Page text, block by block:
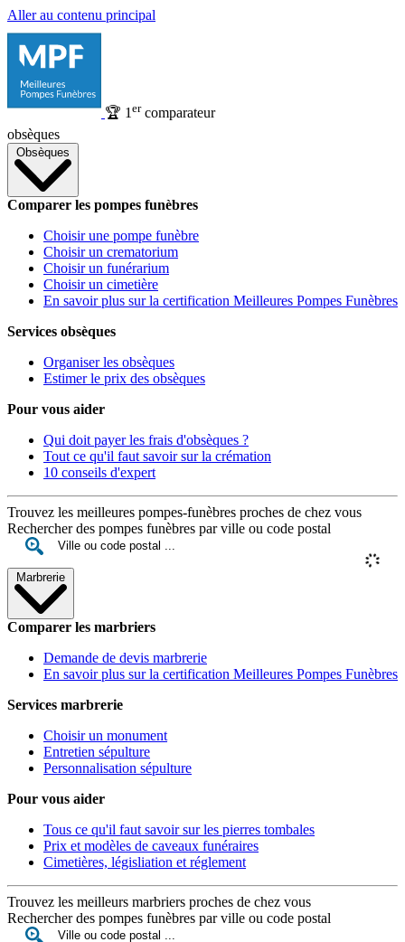
Aller au contenu principal
🏆 1 ercomparateur
obsèques
Obsèques
Comparer les pompes funèbres
Choisir une pompe funèbre
Choisir un crematorium
Choisir un funérarium
Choisir un cimetière
En savoir plus sur la certification Meilleures Pompes Funèbres
Services obsèques
Organiser les obsèques
Estimer le prix des obsèques
Pour vous aider
Qui doit payer les frais d'obsèques ?
Tout ce qu'il faut savoir sur la crémation
10 conseils d'expert
Trouvez les meilleures pompes-funèbres proches de chez vous
Rechercher des pompes funèbres par ville ou code postal
Marbrerie
Comparer les marbriers
Demande de devis marbrerie
En savoir plus sur la certification Meilleures Pompes Funèbres
Services marbrerie
Choisir un monument
Entretien sépulture
Personnalisation sépulture
Pour vous aider
Tous ce qu'il faut savoir sur les pierres tombales
Prix et modèles de caveaux funéraires
Cimetières, législiation et réglement
Trouvez les meilleurs marbriers proches de chez vous
Rechercher des pompes funèbres par ville ou code postal